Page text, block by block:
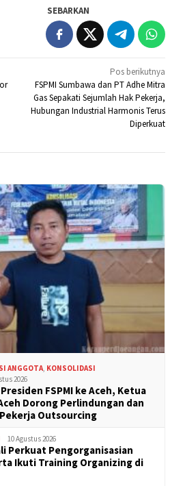
SEBARKAN
Pos berikutnya
FSPMI Sumbawa dan PT Adhe Mitra
Gas Sepakati Sejumlah Hak Pekerja,
Hubungan Industrial Harmonis Terus
Diperkuat
ANGGOTA KONSOLIDASI
2026
FSPMI ke Aceh, Ketua
Aceh Dorong Perlindungan dan
Outsourcing
10 Agustus 2026
Perkuat Pengorganisasian
Ikuti Training Organizing di